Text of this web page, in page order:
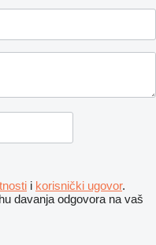
i korisnički ugovor.
davanja odgovora na vaš